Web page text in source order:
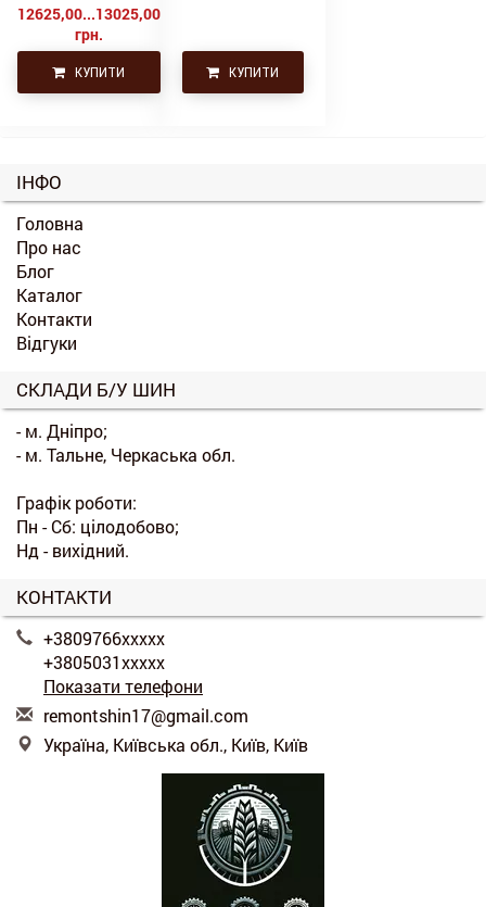
12625,00...13025,00
грн.
КУПИТИ КУПИТИ
ІНФО
Головна
Про нас
Блог
Каталог
Контакти
Відгуки
СКЛАДИ Б/У ШИН
- м. Дніпро;
- м. Тальне, Черкаська обл.
Графік роботи:
Пн - Сб: цілодобово;
Нд - вихідний.
КОНТАКТИ
+3809766xxxxx
+3805031xxxxx
Показати телефони
remontshin17@gmail.com
Україна, Київська обл., Київ, Київ